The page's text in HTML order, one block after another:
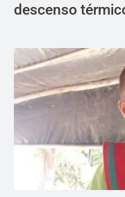
descenso